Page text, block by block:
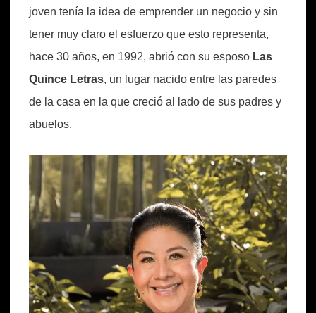
joven tenía la idea de emprender un negocio y sin
tener muy claro el esfuerzo que esto representa,
hace 30 años, en 1992, abrió con su esposo Las
Quince Letras, un lugar nacido entre las paredes
de la casa en la que creció al lado de sus padres y
abuelos.